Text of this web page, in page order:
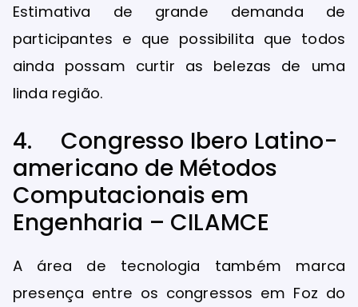
Estimativa de grande demanda de
participantes e que possibilita que todos
ainda possam curtir as belezas de uma
linda região.
4. Congresso Ibero Latino-
americano de Métodos
Computacionais em
Engenharia – CILAMCE
A área de tecnologia também marca
presença entre os congressos em Foz do